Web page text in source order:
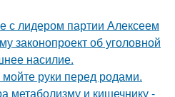
с лидером партии Алексеем
законопроект об уголовной
насилие.
руки перед родами.
метаболизму и кишечнику -